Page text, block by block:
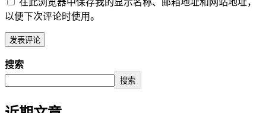
在此浏览器中保存我的显示名称、邮箱地址和网站地址，
以便下次评论时使用。
搜索
搜索